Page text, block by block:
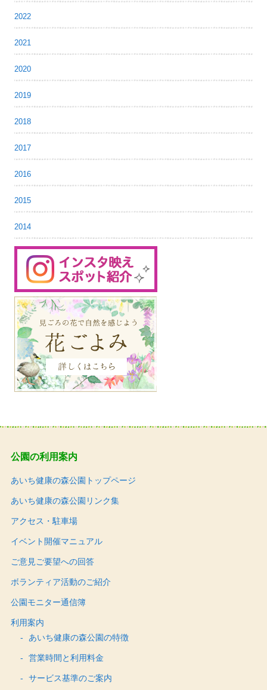
2022
2021
2020
2019
2018
2017
2016
2015
2014
公園の利用案内
あいち健康の森公園トップページ
あいち健康の森公園リンク集
アクセス・駐車場
イベント開催マニュアル
ご意見ご要望への回答
ボランティア活動のご紹介
公園モニター通信簿
利用案内
あいち健康の森公園の特徴
営業時間と利用料金
サービス基準のご案内